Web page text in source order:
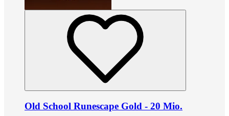
Old School Runescape Gold - 20 Mio.